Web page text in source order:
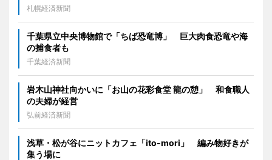
札幌経済新聞
千葉県立中央博物館で「ちば恐竜博」 巨大肉食恐竜や海
の捕食者も
千葉経済新聞
岩木山神社向かいに「お山の花彩食堂 龍の憩」 和食職人
の夫婦が経営
弘前経済新聞
浅草・松が谷にニットカフェ「ito-mori」 編み物好きが
集う場に